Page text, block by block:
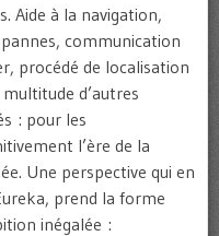
Aide à la navigation,
communication
procédé de localisation
d’autres
: pour les
l’ère de la
Une perspective qui en
prend la forme
inégalée :